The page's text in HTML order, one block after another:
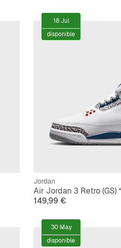
Jordan
Air Jordan 3 Retro (GS)
149,99 €
18 Jul
disponible
30 May
disponible